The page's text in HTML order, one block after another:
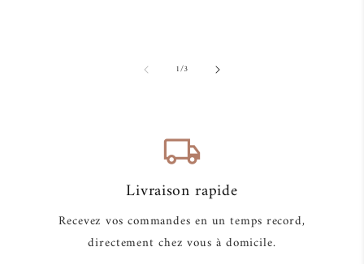
1/de3
local_shipping
Livraison rapide
Recevez vos commandes en un temps record,
directement chez vous à domicile.